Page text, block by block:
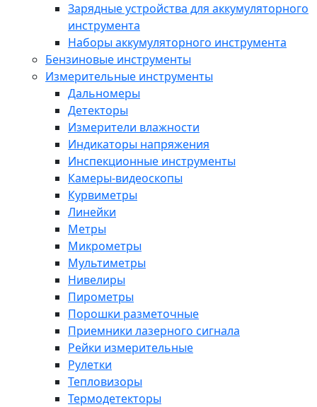
Зарядные устройства для аккумуляторного
инструмента
Наборы аккумуляторного инструмента
Бензиновые инструменты
Измерительные инструменты
Дальномеры
Детекторы
Измерители влажности
Индикаторы напряжения
Инспекционные инструменты
Камеры-видеоскопы
Курвиметры
Линейки
Метры
Микрометры
Мультиметры
Нивелиры
Пирометры
Порошки разметочные
Приемники лазерного сигнала
Рейки измерительные
Рулетки
Тепловизоры
Термодетекторы